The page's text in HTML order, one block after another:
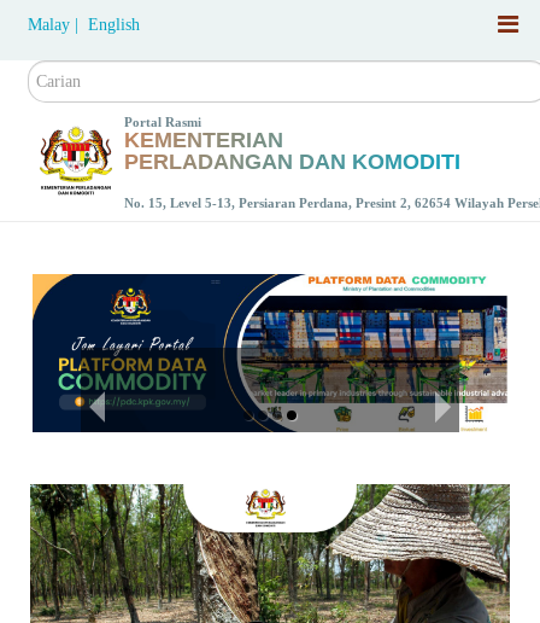
Malay | English
Carian
Portal Rasmi
KEMENTERIAN
PERLADANGAN DAN KOMODITI
No. 15, Level 5-13, Persiaran Perdana, Presint 2, 62654 Wilayah